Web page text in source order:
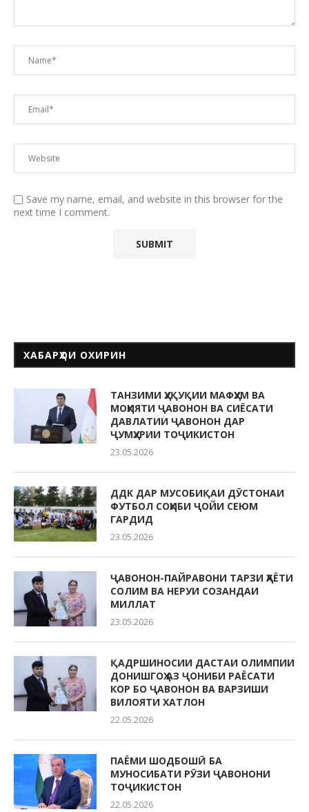
Save my name, email, and website in this browser for the
next time I comment.
ХАБАРҲОИ ОХИРИН
ТАНЗИМИ ҲУҚУҚИИ МАФҲУМ ВА
МОҲИЯТИ ҶАВОНОН ВА СИЁСАТИ
ДАВЛАТИИ ҶАВОНОН ДАР
ҶУМҲУРИИ ТОҶИКИСТОН
23.05.2026
ДДК ДАР МУСОБИҚАИ ДӮСТОНАИ
ФУТБОЛ СОҲИБИ ҶОЙИ СЕЮМ
ГАРДИД
23.05.2026
ҶАВОНОН-ПАЙРАВОНИ ТАРЗИ ҲАЁТИ
СОЛИМ ВА НЕРУИ СОЗАНДАИ
МИЛЛАТ
23.05.2026
ҚАДРШИНОСИИ ДАСТАИ ОЛИМПИИ
ДОНИШГОҲ АЗ ҶОНИБИ РАЁСАТИ
КОР БО ҶАВОНОН ВА ВАРЗИШИ
ВИЛОЯТИ ХАТЛОН
22.05.2026
ПАЁМИ ШОДБОШӢ БА
МУНОСИБАТИ РӮЗИ ҶАВОНОНИ
ТОҶИКИСТОН
22.05.2026